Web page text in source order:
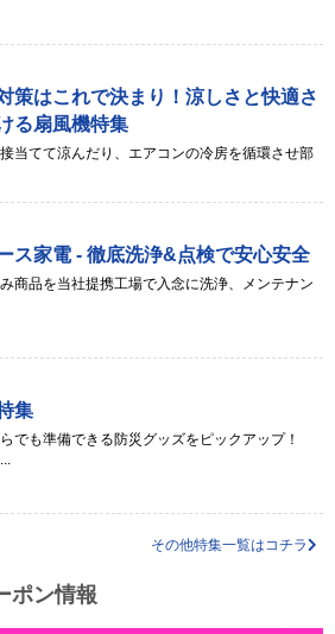
策はこれで決まり！涼しさと快適さ
る扇風機特集
当てて涼んだり、エアコンの冷房を循環させ部
ス家電 - 徹底洗浄&点検で安心安全
商品を当社提携工場で入念に洗浄、メンテナン
集
でも準備できる防災グッズをピックアップ！
その他特集一覧はコチラ
ポン情報